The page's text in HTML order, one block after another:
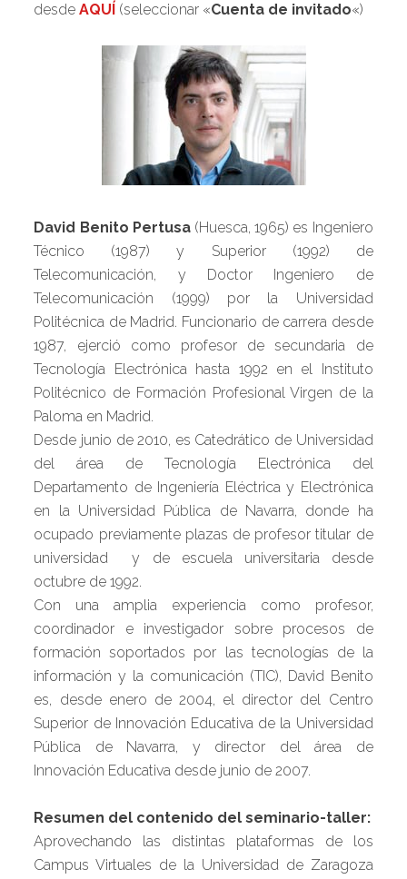
desdeAQUÍ (seleccionar «Cuenta de invitado«)
David Benito Pertusa (Huesca, 1965) es Ingeniero
Técnico (1987) y Superior (1992) de
Telecomunicación, y Doctor Ingeniero de
Telecomunicación (1999) por la Universidad
Politécnica de Madrid. Funcionario de carrera desde
1987, ejerció como profesor de secundaria de
Tecnología Electrónica hasta 1992 en el Instituto
Politécnico de Formación Profesional Virgen de la
Paloma en Madrid.
Desde junio de 2010, es Catedrático de Universidad
del área de Tecnología Electrónica del
Departamento de Ingeniería Eléctrica y Electrónica
en la Universidad Pública de Navarra, donde ha
ocupado previamente plazas de profesor titular de
universidad y de escuela universitaria desde
octubre de 1992.
Con una amplia experiencia como profesor,
coordinador e investigador sobre procesos de
formación soportados por las tecnologías de la
información y la comunicación (TIC), David Benito
es, desde enero de 2004, el director del Centro
Superior de Innovación Educativa de la Universidad
Pública de Navarra, y director del área de
Innovación Educativa desde junio de 2007.
Resumen del contenido del seminario-taller:
Aprovechando las distintas plataformas de los
Campus Virtuales de la Universidad de Zaragoza